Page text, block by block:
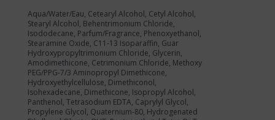
Aqua/Water/Eau, Cetearyl Alcohol, Cetyl Alcohol,
Stearyl Alcohol, Behentrimonium Chloride,
Isododecane, Parfum/Fragrance, Phenoxyethanol,
Stearamine Oxide, C11-13 Isoparaffin, Guar
Hydroxypropyltrimonium Chloride, Glycerin,
Amodimethicone, Cetrimonium Chloride, Methoxy
PEG/PPG-7/3 Aminopropyl Dimethicone,
Hydroxyethylcellulose, Dimethiconol,
Isohexadecane, Dimethicone, Isopropyl Alcohol,
Panthenol, Tetrasodium EDTA, Caprylyl Glycol,
Propylene Glycol, Quaternium-80, Hydrogenated